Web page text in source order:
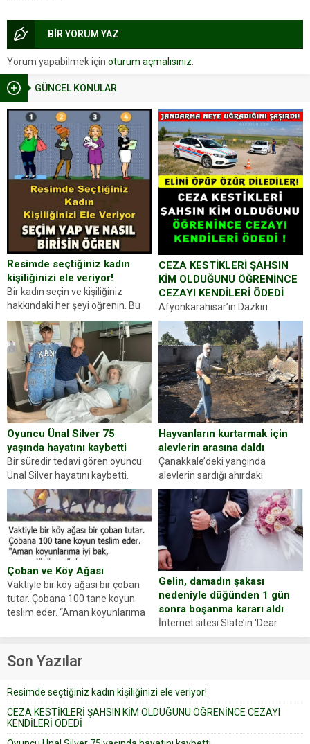
GÜNCEL KONULAR
Resimde seçtiğiniz kadın
kişiliğinizi ele veriyor!
Bir kadın seçin ve kişiliğiniz
hakkındaki her şeyi öğrenin. Bu
kez karşınıza oldukça farklı bir
kişilik testiyle çıkıyoruz. Resimde
gördüğünüz kadın figürlerinden
dikkatinizi en...
CEZA KESTİKLERİ ŞAHSIN
KİM OLDUĞUNU ÖĞRENİNCE
CEZAYI KENDİLERİ ÖDEDİ
Afyonkarahisar’ın Dazkırı
ilçesinde trafik uygulaması
yapan jandarma ekipleri
durdurdukları bir otomobilin
sürücüsünden ehliyet ve ruhsat
sorup belgelerini istedi. Sürücü
Abdurrahman Ö.nün verdiği
evraklarda eksik olduğunu...
Oyuncu Ünal Silver 75
yaşında hayatını kaybetti
Bir süredir tedavi gören oyuncu
Ünal Silver hayatını kaybetti.
Haberi, oyuncunun menajerlik
ajansı duyurdu. Renda Güner,
sosyal medya hesabında “Usta
Oyuncumuz ve çok değerli
dostumuz...
Hayvanların kurtarmak için
alevlerin arasına daldı
Çanakkale’deki yangında
alevlerin sardığı ahırdaki
hayvanlarını kurtarmak isteyen
Zeki Demir (66) ölümden döndü.
Yüzünde ve ellerinde yanıklar
oluşan Demir, kâbus dolu anları
anlattı… Merkeze bağlı...
Çoban ve Köy Ağası
Vaktiyle bir köy ağası bir çoban
tutar. Çobana 100 tane koyun
teslim eder. “Aman koyunlarıma
Çoban koyunları alır gider. Aylar...
Gelin, damadın şakası
nedeniyle düğünden 1 gün
sonra boşanma kararı aldı
İnternet sitesi Slate’in ‘Dear
Prudence’ isimli tavsiye köşesine
yapıştırdığı için düğünden...
Son Yazılar
Resimde seçtiğiniz kadın kişiliğinizi ele veriyor!
CEZA KESTİKLERİ ŞAHSIN KİM OLDUĞUNU ÖĞRENİNCE CEZAYI
KENDİLERİ ÖDEDİ
BİR YORUM YAZ
Yorum yapabilmek için oturum açmalısınız